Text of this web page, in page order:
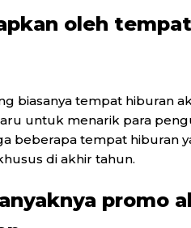
oleh
biasanya tempat hiburan
untuk menarik para
beberapa tempat hiburan
di akhir tahun.
promo